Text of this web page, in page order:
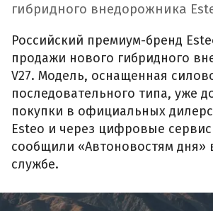
гибридного внедорожника
Российский премиум-бренд
продажи нового гибридного
V27. Модель, оснащенная
последовательного типа, уже
покупки в официальных
Esteo и через цифровые
сообщили «Автоновостям дня»
службе.